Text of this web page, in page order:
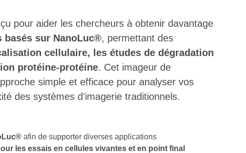
pour aider les chercheurs à obtenir davantage
basés sur NanoLuc®, permettant des
cellulaire, les études de dégradation
protéine-protéine. Cet imageur de
simple et efficace pour analyser vos
des systèmes d'imagerie traditionnels.
afin de supporter diverses applications
les essais en cellules vivantes et en point final